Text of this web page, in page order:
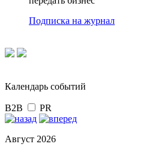
Подписка на журнал
Календарь событий
B2B PR
Август 2026